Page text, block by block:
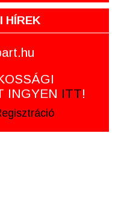
HÍREK
INGYEN ITT!